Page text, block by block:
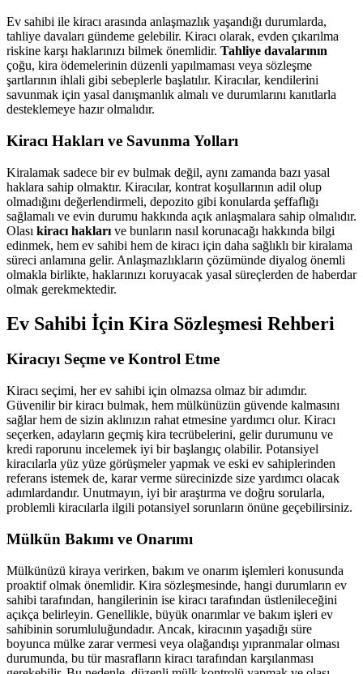
Ev sahibi ile kiracı arasında anlaşmazlık yaşandığı durumlarda,
tahliye davaları gündeme gelebilir. Kiracı olarak, evden çıkarılma
riskine karşı haklarınızı bilmek önemlidir. Tahliye davalarının
çoğu, kira ödemelerinin düzenli yapılmaması veya sözleşme
şartlarının ihlali gibi sebeplerle başlatılır. Kiracılar, kendilerini
savunmak için yasal danışmanlık almalı ve durumlarını kanıtlarla
desteklemeye hazır olmalıdır.
Kiracı Hakları ve Savunma Yolları
Kiralamak sadece bir ev bulmak değil, aynı zamanda bazı yasal
haklara sahip olmaktır. Kiracılar, kontrat koşullarının adil olup
olmadığını değerlendirmeli, depozito gibi konularda şeffaflığı
sağlamalı ve evin durumu hakkında açık anlaşmalara sahip olmalıdır.
Olası kiracı hakları ve bunların nasıl korunacağı hakkında bilgi
edinmek, hem ev sahibi hem de kiracı için daha sağlıklı bir kiralama
süreci anlamına gelir. Anlaşmazlıkların çözümünde diyalog önemli
olmakla birlikte, haklarınızı koruyacak yasal süreçlerden de haberdar
olmak gerekmektedir.
Ev Sahibi İçin Kira Sözleşmesi Rehberi
Kiracıyı Seçme ve Kontrol Etme
Kiracı seçimi, her ev sahibi için olmazsa olmaz bir adımdır.
Güvenilir bir kiracı bulmak, hem mülkünüzün güvende kalmasını
sağlar hem de sizin aklınızın rahat etmesine yardımcı olur. Kiracı
seçerken, adayların geçmiş kira tecrübelerini, gelir durumunu ve
kredi raporunu incelemek iyi bir başlangıç olabilir. Potansiyel
kiracılarla yüz yüze görüşmeler yapmak ve eski ev sahiplerinden
referans istemek de, karar verme sürecinizde size yardımcı olacak
adımlardandır. Unutmayın, iyi bir araştırma ve doğru sorularla,
problemli kiracılarla ilgili potansiyel sorunların önüne geçebilirsiniz.
Mülkün Bakımı ve Onarımı
Mülkünüzü kiraya verirken, bakım ve onarım işlemleri konusunda
proaktif olmak önemlidir. Kira sözleşmesinde, hangi durumların ev
sahibi tarafından, hangilerinin ise kiracı tarafından üstlenileceğini
açıkça belirleyin. Genellikle, büyük onarımlar ve bakım işleri ev
sahibinin sorumluluğundadır. Ancak, kiracının yaşadığı süre
boyunca mülke zarar vermesi veya olağandışı yıpranmalar olması
durumunda, bu tür masrafların kiracı tarafından karşılanması